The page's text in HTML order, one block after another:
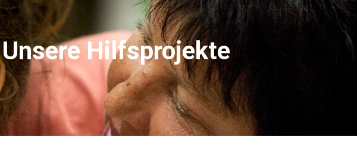
Unsere Hilfsprojekte